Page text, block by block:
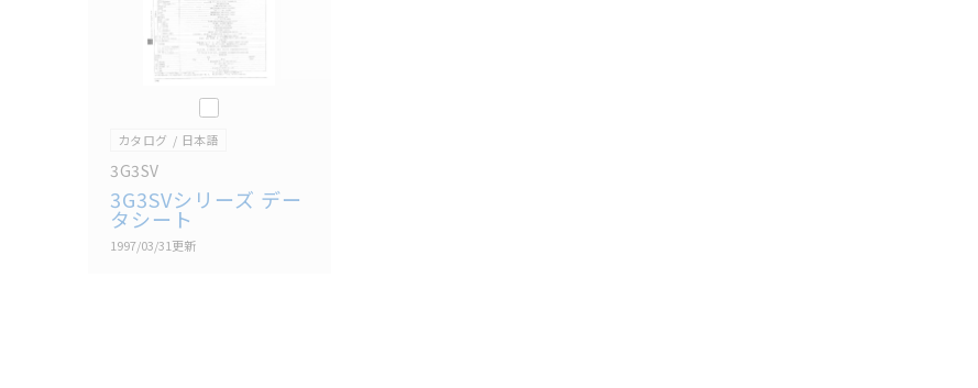
このカタログを選択
カタログ 日本語
3G3SV
3G3SVシリーズ デー
タシート
1997/03/31更新